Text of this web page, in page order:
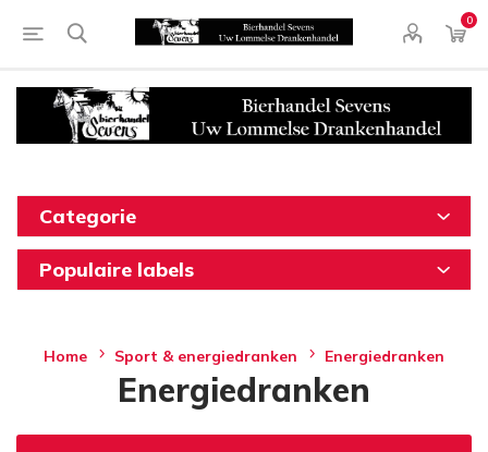
0
Categorie
Populaire labels
Home Sport & energiedranken Energiedranken
Energiedranken